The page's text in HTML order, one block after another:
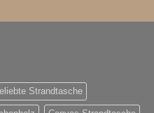
Strandtasche